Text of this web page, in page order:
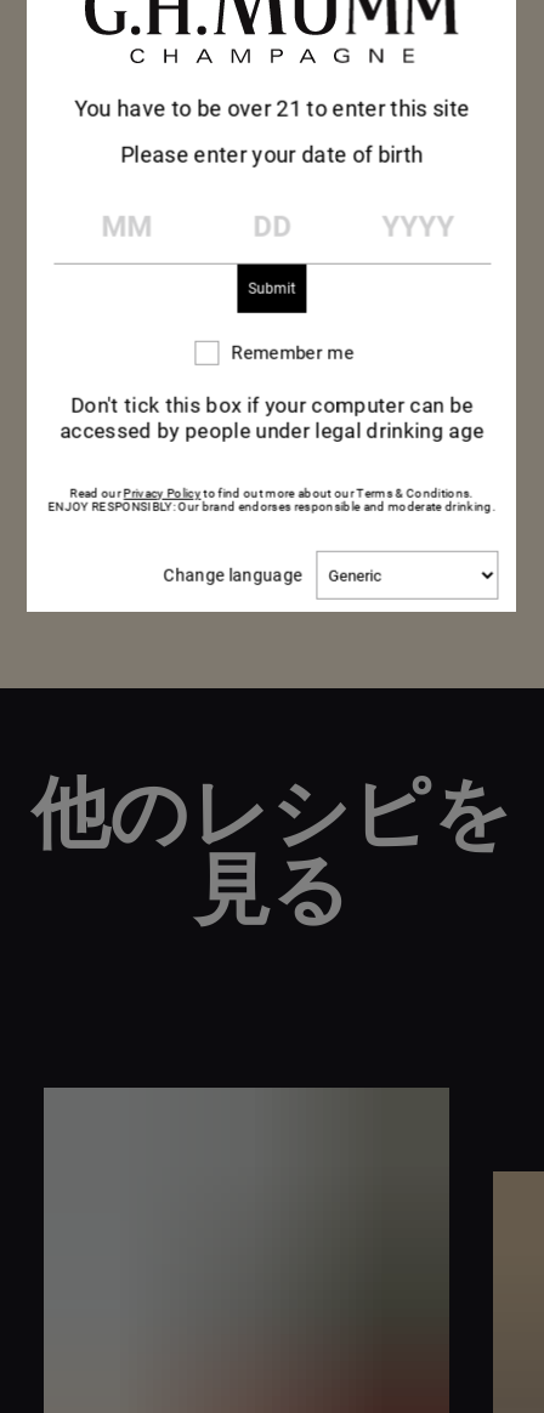
マム グラン コル
ドン
記念日のお祝いや、友人とのちょっとした集まり
わいが、記憶に残る大切な時間をさらに輝かしいも
のにしてくれます。
キュヴェの詳細
キュヴェの詳細
他のレシピを
見る
You have to be over 21 to enter this site
Please enter your date of birth
Remember
Remember me
Don't tick this box if your computer can be
accessed by people under legal drinking age
Read ourPrivacy Policyto find out more about our Terms & Conditions.
ENJOY RESPONSIBLY: Our brand endorses responsible and moderate drinking.
Change languageChange
language